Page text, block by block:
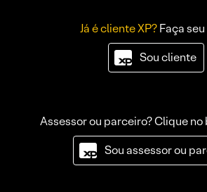
Já é cliente XP?Faça
Sou cliente
Assessor ou parceiro? Clique
Sou assessor ou